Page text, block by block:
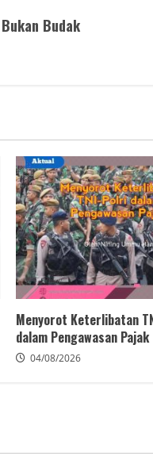
Budak
Menyorot Keterlibatan
dalam Pengawasan Pajak
04/08/2026